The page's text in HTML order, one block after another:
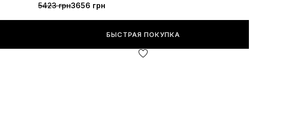
5423 грн3656 грн
БЫСТРАЯ ПОКУПКА